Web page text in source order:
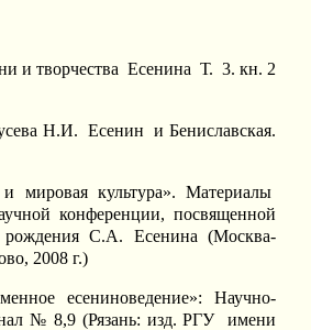
творчества Есенина Т. 3. кн. 2
Н.И. Есенин и Бениславская.
культура». Материалы
конференции, посвященной
рождения С.А. Есенина (Москва-
2008 г.)
есениноведение»: Научно-
№ 8,9 (Рязань: изд. РГУ имени